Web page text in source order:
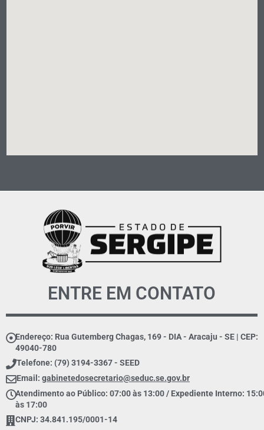
ENTRE EM CONTATO
Endereço: Rua Gutemberg Chagas, 169 - DIA - Aracaju - SE | CEP:
49040-780
Telefone: (79) 3194-3367 - SEED
Email: gabinetedosecretario@seduc.se.gov.br
Atendimento ao Público: 07:00 às 13:00 / Expediente Interno:
às 17:00
CNPJ: 34.841.195/0001-14